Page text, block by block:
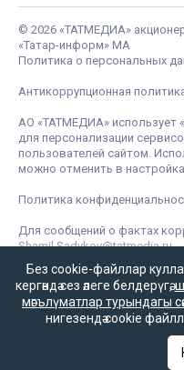
© 2026 «ТАТМЕДИА»
«Татар-информ» МА
Политика о персональных
Антикоррупционная
АО «ТАТМЕДИА» использует
для персонализации
пользователей сайтом.
можно отменить в
Политика
Для сообщений о фактах
Shamil.Sadykov@tatmedia.ru
Без cookie-файллар
кергәндә сез әлеге белдерүгә,
мәгълүматлар турындагы
нигезендә cookie